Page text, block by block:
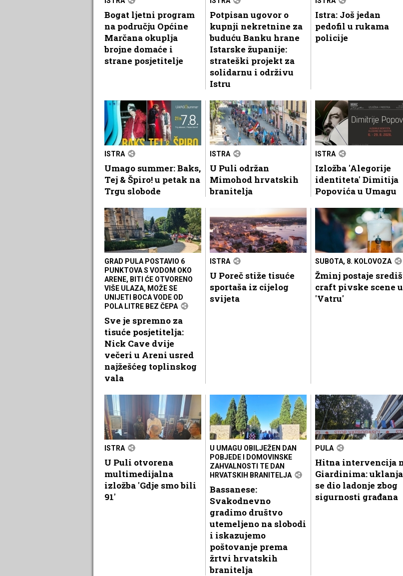
Bogat ljetni program
na području Općine
Marčana okuplja
brojne domaće i
strane posjetitelje
Potpisan ugovor o
kupnji nekretnine za
buduću Banku hrane
Istarske županije:
strateški projekt za
solidarnu i održivu
Istru
Istra: Još jedan
pedofil u rukama
policije
ISTRA
Umago summer: Baks,
Tej & Špiro! u petak na
Trgu slobode
ISTRA
U Puli održan
Mimohod hrvatskih
branitelja
ISTRA
Izložba 'Alegorije
identiteta' Dimitija
Popovića u Umagu
GRAD PULA POSTAVIO 6
PUNKTOVA S VODOM OKO
ARENE, BITI ĆE OTVORENO
VIŠE ULAZA, MOŽE SE
UNIJETI BOCA VODE OD
POLA LITRE BEZ ČEPA
Sve je spremno za
tisuće posjetitelja:
Nick Cave dvije
večeri u Areni usred
najžešćeg toplinskog
vala
ISTRA
U Poreč stiže tisuće
sportaša iz cijelog
svijeta
SUBOTA, 8. KOLOVOZA
Žminj postaje
craft pivske scene
'Vatru'
ISTRA
U Puli otvorena
multimedijalna
izložba 'Gdje smo bili
91'
U UMAGU OBILJEŽEN DAN
POBJEDE I DOMOVINSKE
ZAHVALNOSTI TE DAN
HRVATSKIH BRANITELJA
Bassanese:
Svakodnevno
gradimo društvo
utemeljeno na slobodi
i iskazujemo
poštovanje prema
žrtvi hrvatskih
branitelja
PULA
Hitna intervencija
Giardinima: uklanja
se dio ladonje zbog
sigurnosti građana